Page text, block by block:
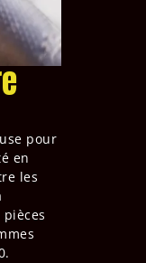
pour
en
les